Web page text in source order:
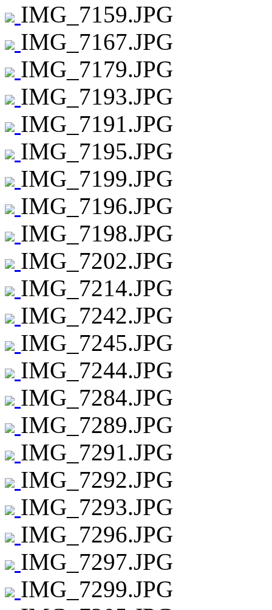
IMG_7159.JPG
IMG_7167.JPG
IMG_7179.JPG
IMG_7193.JPG
IMG_7191.JPG
IMG_7195.JPG
IMG_7199.JPG
IMG_7196.JPG
IMG_7198.JPG
IMG_7202.JPG
IMG_7214.JPG
IMG_7242.JPG
IMG_7245.JPG
IMG_7244.JPG
IMG_7284.JPG
IMG_7289.JPG
IMG_7291.JPG
IMG_7292.JPG
IMG_7293.JPG
IMG_7296.JPG
IMG_7297.JPG
IMG_7299.JPG